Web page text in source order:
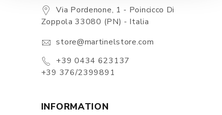
Via Pordenone, 1 - Poincicco Di
Zoppola 33080 (PN) - Italia
store@martinelstore.com
+39 0434 623137
+39 376/2399891
INFORMATION